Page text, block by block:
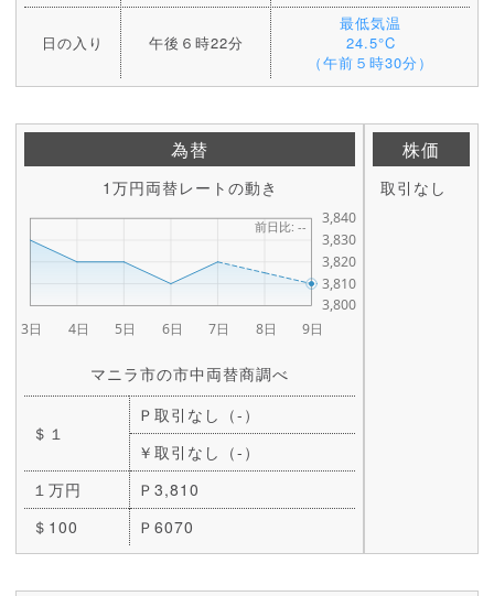
日の入り 午後６時22分
最低気温
24.5°C
（午前５時30分）
為替
1万円両替レートの動き
マニラ市の市中両替商調べ
＄１
Ｐ取引なし（-）
￥取引なし（-）
１万円
Ｐ3,810
＄100
Ｐ6070
株価
取引なし